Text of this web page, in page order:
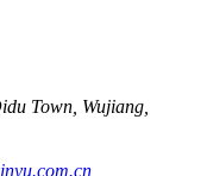
Town, Wujiang,